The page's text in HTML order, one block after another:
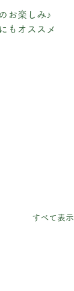
お楽しみ♪
もオススメ
すべて表示